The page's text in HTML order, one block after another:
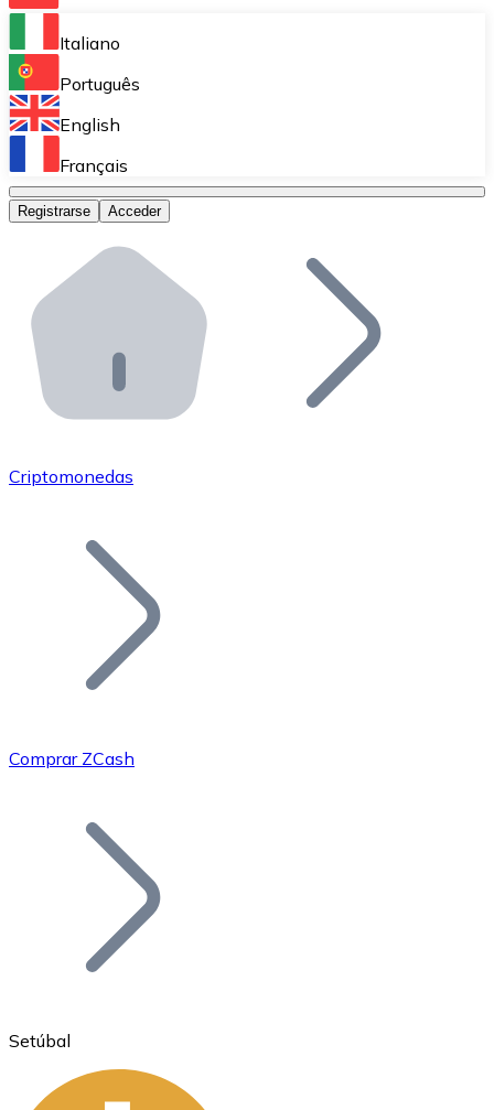
Bitnovo Ramp
Integra nuestra solución en tu plataforma.
Bitnovo Giftcards
Bitnovo OTC
Bitnovo ATM
Integra un ATM Bitnovo en tu negocio y permite que
Bitnovo API
Integra nuestra API en tu ecosistema.
Únete a nuestra red de distribuidores.
Añade tu proyecto a nuestro ecosistema.
Bitcoin
Italiano
Português
English
Français
Registrarse Acceder
Criptomonedas
Comprar ZCash
Setúbal